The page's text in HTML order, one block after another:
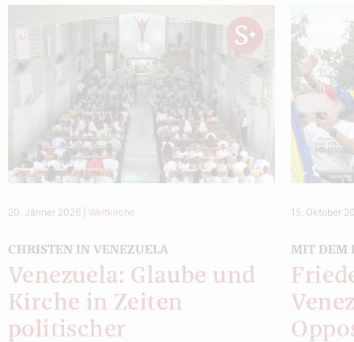
20. Jänner 2026 Weltkirche
CHRISTEN IN VENEZUELA
Venezuela: Glaube und
Kirche in Zeiten
politischer
15. Oktober
MIT DEM